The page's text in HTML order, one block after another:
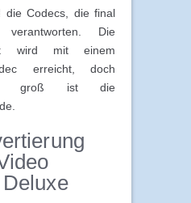
die Codecs, die final
Die
wird mit einem
erreicht, doch
groß ist die